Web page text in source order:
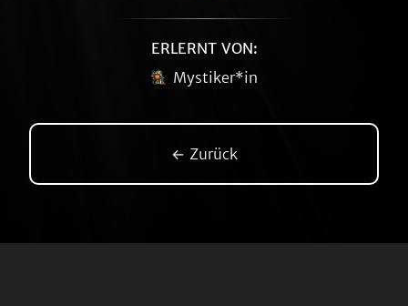
ERLERNT VON:
Mystiker*in
← Zurück